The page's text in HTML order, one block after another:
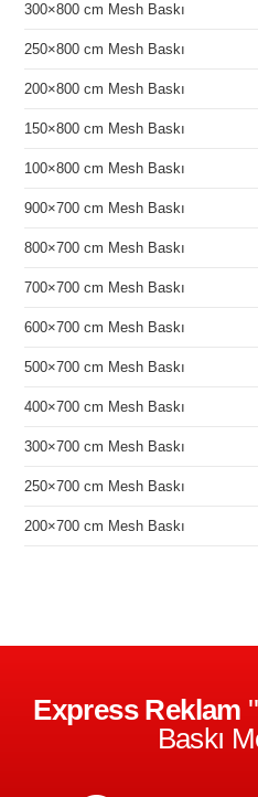
300×800 cm Mesh Baskı
250×800 cm Mesh Baskı
200×800 cm Mesh Baskı
150×800 cm Mesh Baskı
100×800 cm Mesh Baskı
900×700 cm Mesh Baskı
800×700 cm Mesh Baskı
700×700 cm Mesh Baskı
600×700 cm Mesh Baskı
500×700 cm Mesh Baskı
400×700 cm Mesh Baskı
300×700 cm Mesh Baskı
250×700 cm Mesh Baskı
200×700 cm Mesh Baskı
Express Reklam
Baskı